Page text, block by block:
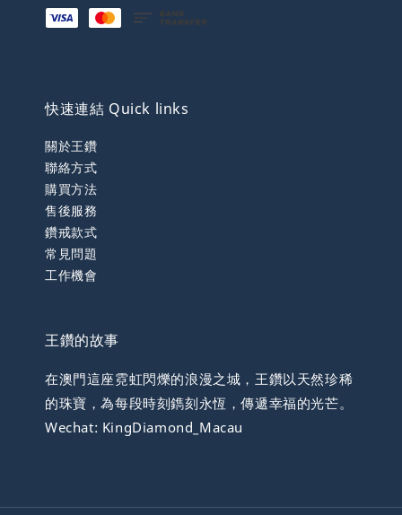
快速連結 Quick links
關於王鑽
聯絡方式
購買方法
售後服務
鑽戒款式
常見問題
工作機會
王鑽的故事
在澳門這座霓虹閃爍的浪漫之城，王鑽以天然珍稀
的珠寶，為每段時刻鐫刻永恆，傳遞幸福的光芒。
Wechat: KingDiamond_Macau